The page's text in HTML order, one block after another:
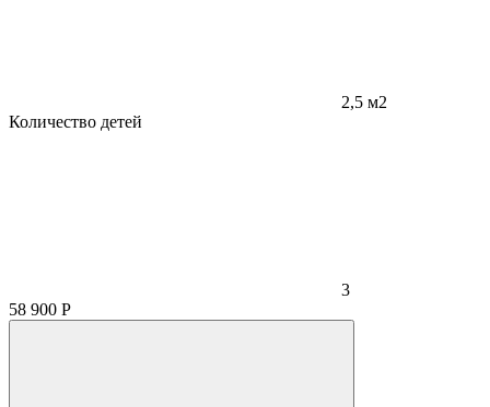
2,5 м2
Количество детей
3
58 900 Р